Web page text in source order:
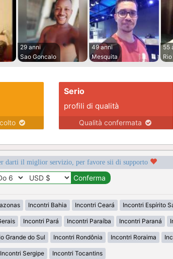
29 anni
Sao Goncalo
49 anni
Mesquita
55
Serio
profili di qualità
Qualità confermata
darti il miglior servizio, per favore sii di supporto
Incontri Bahia Incontri Ceará Incontri Espírito
Incontri Pará Incontri Paraíba Incontri Paraná
Grande do Sul Incontri Rondônia Incontri Roraima
Incontri Sergipe Incontri Tocantins